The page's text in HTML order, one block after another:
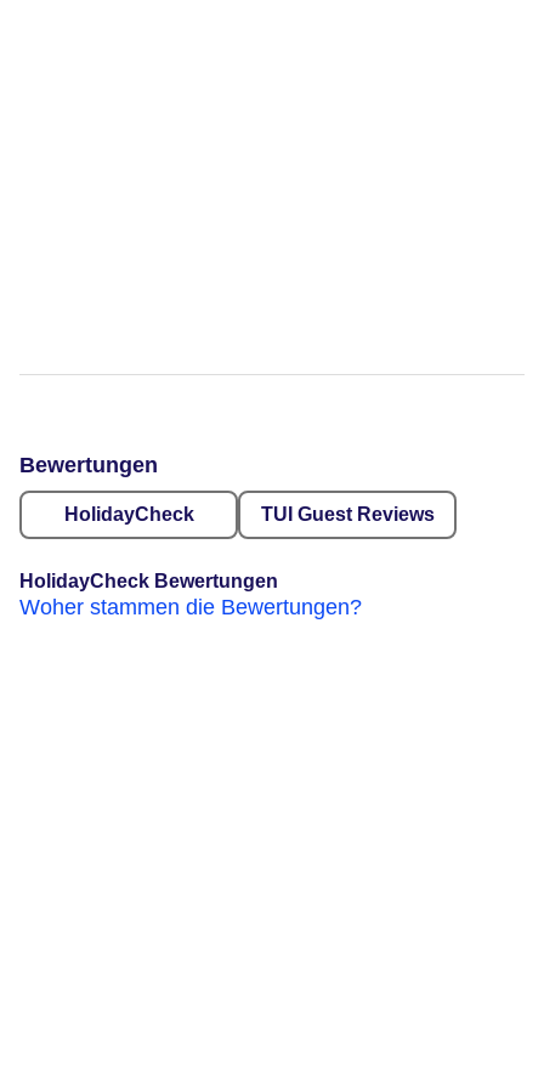
Bewertungen
HolidayCheck TUI Guest Reviews
HolidayCheck Bewertungen
Woher stammen die Bewertungen?